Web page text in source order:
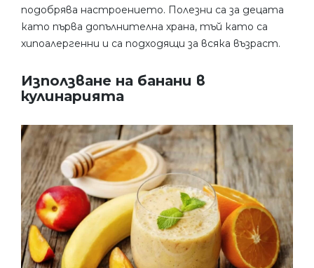
подобрява настроението. Полезни са за децата
като първа допълнителна храна, тъй като са
хипоалергенни и са подходящи за всяка възраст.
Използване на банани в
кулинарията